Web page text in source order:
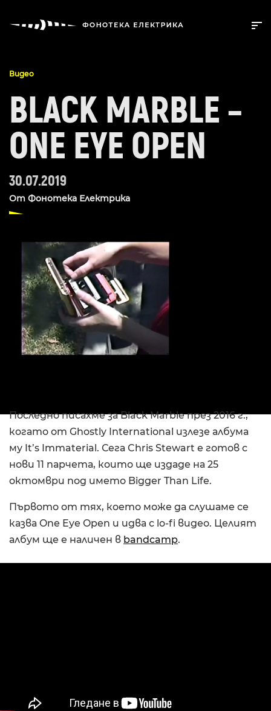
Видео
BLACK MARBLE –
ONE EYE OPEN
30.07.2019
От Фонотека Електрика
Последно писахме за Black Marble през 2016 г.,
когато от Ghostly International излезе албума
му It’s Immaterial. Сега Chris Stewart е готов с
нови 11 парчета, които ще издаде на 25
октомври под името Bigger Than Life.
Първото от тях, което може да слушаме се
казва One Eye Open и идва с lo-fi видео. Целият
албум ще е наличен в bandcamp.